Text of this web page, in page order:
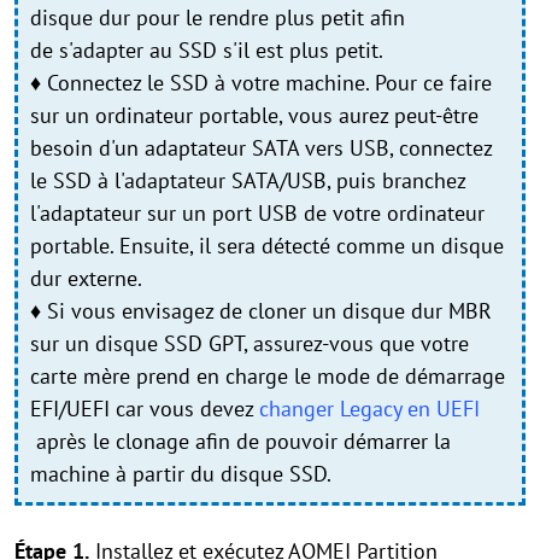
disque dur pour le rendre plus petit afin
de s'adapter au SSD s'il est plus petit.
♦ Connectez le SSD à votre machine. Pour ce faire
sur un ordinateur portable, vous aurez peut-être
besoin d'un adaptateur SATA vers USB, connectez
le SSD à l'adaptateur SATA/USB, puis branchez
l'adaptateur sur un port USB de votre ordinateur
portable. Ensuite, il sera détecté comme un disque
dur externe.
♦ Si vous envisagez de cloner un disque dur MBR
sur un disque SSD GPT, assurez-vous que votre
carte mère prend en charge le mode de démarrage
EFI/UEFI car vous devez changer Legacy en UEFI
après le clonage afin de pouvoir démarrer la
machine à partir du disque SSD.
Étape 1. Installez et exécutez AOMEI Partition